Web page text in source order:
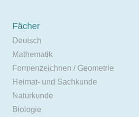
Fächer
Deutsch
Mathematik
Formenzeichnen / Geometrie
Heimat- und Sachkunde
Naturkunde
Biologie